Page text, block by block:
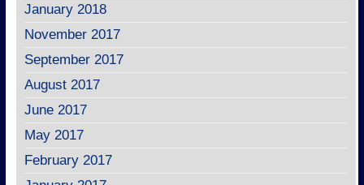
January 2018
November 2017
September 2017
August 2017
June 2017
May 2017
February 2017